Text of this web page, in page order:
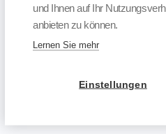
und Ihnen auf Ihr
anbieten zu können.
Lernen Sie mehr
Einstellungen